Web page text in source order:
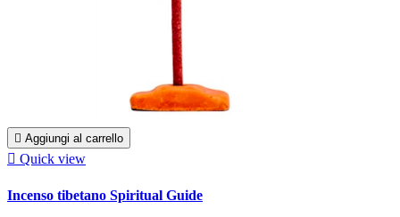
 Aggiungi al carrello
 Quick view
Incenso tibetano Spiritual Guide